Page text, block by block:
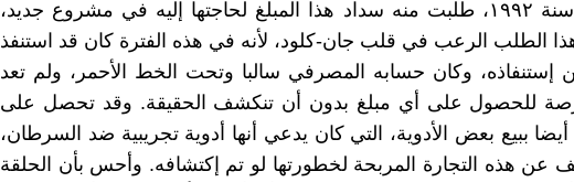
وفي نهاية سنة ١٩٩٢، طلبت منه سداد هذا المبلغ لحاجتها إليه في مشروع جديد،
الطلب الرعب في قلب جان-كلود، لأنه في هذه الفترة كان قد استنفذ
إستنفاذه، وكان حسابه المصرفي سالبا وتحت الخط الأحمر، ولم تعد
للحصول على أي مبلغ بدون أن تنكشف الحقيقة. وقد تحصل على
أيضا ببيع بعض الأدوية، التي كان يدعي أنها أدوية تجريبية ضد السرطان،
عن هذه التجارة المربحة لخطورتها لو تم إكتشافه. وأحس بأن الحلقة